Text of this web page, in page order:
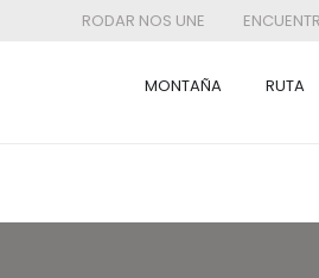
RODAR NOS UNE
MONTAÑA RUTA